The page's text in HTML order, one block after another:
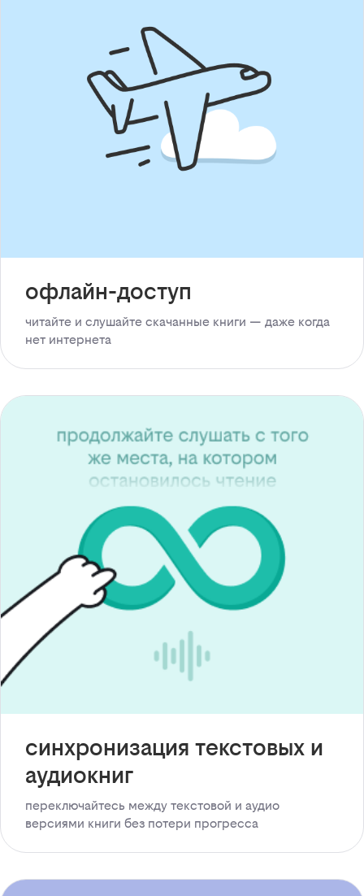
офлайн-доступ
читайте и слушайте скачанные книги — даже когда
нет интернета
синхронизация текстовых и
аудиокниг
переключайтесь между текстовой и аудио
версиями книги без потери прогресса